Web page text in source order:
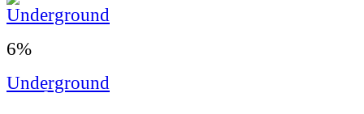
6%
Underground
Userbewertung: